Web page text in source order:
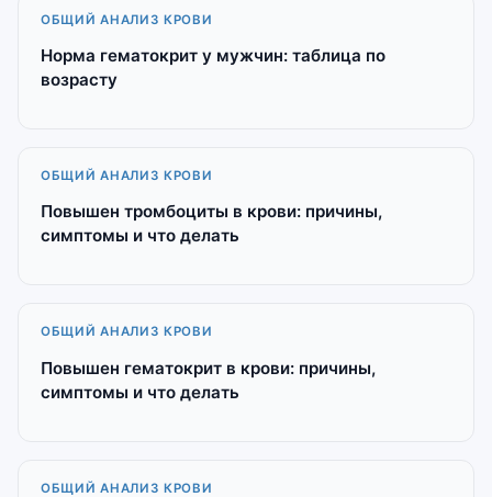
ОБЩИЙ АНАЛИЗ КРОВИ
Норма гематокрит у мужчин: таблица по
возрасту
ОБЩИЙ АНАЛИЗ КРОВИ
Повышен тромбоциты в крови: причины,
симптомы и что делать
ОБЩИЙ АНАЛИЗ КРОВИ
Повышен гематокрит в крови: причины,
симптомы и что делать
ОБЩИЙ АНАЛИЗ КРОВИ